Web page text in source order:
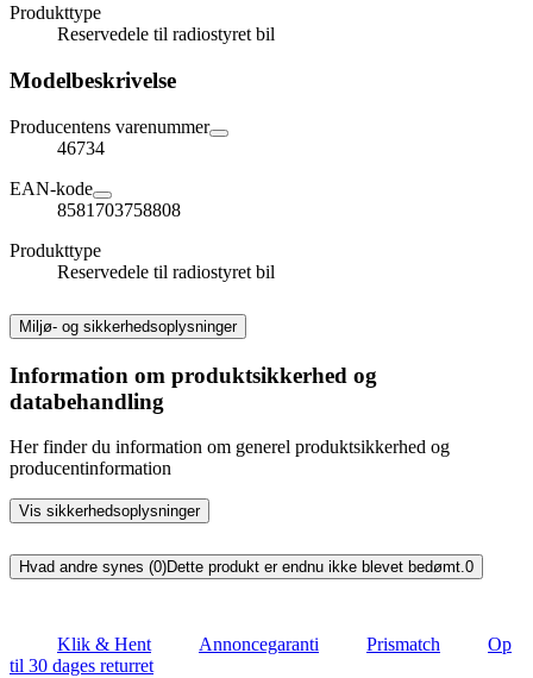
Produkttype
Reservedele til radiostyret bil
Modelbeskrivelse
Producentens varenummer
46734
EAN-kode
8581703758808
Produkttype
Reservedele til radiostyret bil
Miljø- og sikkerhedsoplysninger
Information om produktsikkerhed og
databehandling
Her finder du information om generel produktsikkerhed og
producentinformation
Vis sikkerhedsoplysninger
Hvad andre synes (0)Dette produkt er endnu ikke blevet bedømt.0
Klik & Hent Annoncegaranti Prismatch
Op
til 30 dages returret